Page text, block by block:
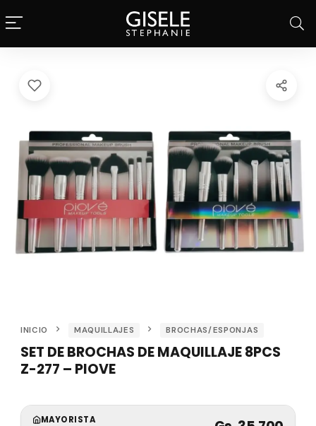
INICIO MAQUILLAJES BROCHAS/ESPONJAS
SET DE BROCHAS DE MAQUILLAJE 8PCS
Z-277 – PIOVE
MAYORISTA